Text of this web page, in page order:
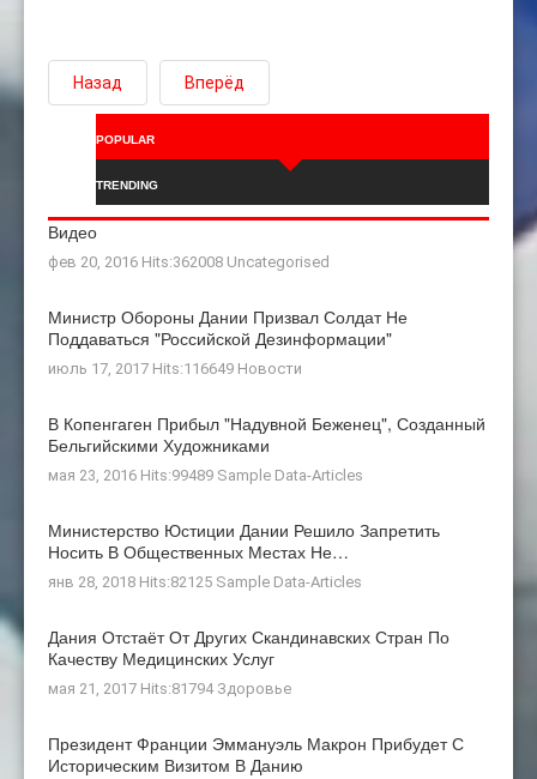
Назад Вперёд
POPULAR
TRENDING
Видео
фев 20, 2016 Hits:362008 Uncategorised
Министр Обороны Дании Призвал Солдат Не
Поддаваться "российской Дезинформации"
июль 17, 2017 Hits:116649 Новости
В Копенгаген Прибыл "Надувной Беженец", Созданный
Бельгийскими Художниками
мая 23, 2016 Hits:99489 Sample Data-Articles
Министерство Юстиции Дании Решило Запретить
Носить В Общественных Местах Не…
янв 28, 2018 Hits:82125 Sample Data-Articles
Дания Отстаёт От Других Скандинавских Стран По
Качеству Медицинских Услуг
мая 21, 2017 Hits:81794 Здоровье
Президент Франции Эммануэль Макрон Прибудет С
Историческим Визитом В Данию